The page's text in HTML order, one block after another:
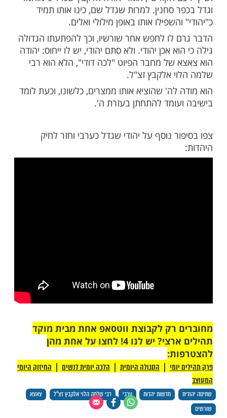
עוד תוכן חדש ומפתיע! התחברו לכל
שלנו בתהילים בלחיצה כאן >>>​
קשה שהיה לי בחיים, האדם שחשבתי שהוא
להרוג אותי. זה הרגע שהכי טוב לי
גרם לי לצאת ממצרים, ולהגיע לכאן
לחסות תחת כנפי השכינה, ולדעת שאני יהודי
סחנין. למרות שגדל שם, כינו אותו תמיד
אותו באופן מילולי ואלים.
נוסף על יהודי שגדל כערבי וחזר לחיק